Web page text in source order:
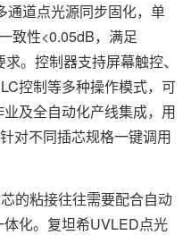
通道点光源同步固化，单
致性<0.05dB，满足
。控制器支持屏幕触控、
控制等多种操作模式，可
及全自动化产线集成，用
对不同插芯规格一键调用
的粘接往往需要配合自动
化。复坦希UVLED点光